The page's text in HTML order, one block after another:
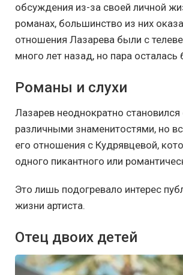
обсуждения из-за своей личной
романах, большинство из них
отношения Лазарева были с
много лет назад, но пара
Романы и слухи
Лазарев неоднократно
различными знаменитостями, но
его отношения с Кудрявцевой,
одного пикантного или
Это лишь подогревало интерес
жизни артиста.
Отец двоих детей